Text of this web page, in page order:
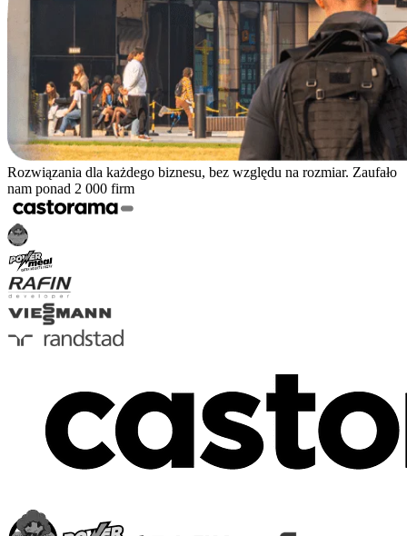
Rozwiązania dla każdego biznesu, bez względu na rozmiar. Zaufało
nam ponad 2 000 firm